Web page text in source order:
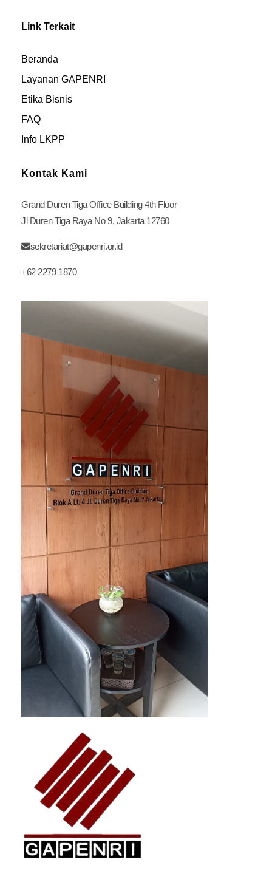
Link Terkait
Beranda
Layanan GAPENRI
Etika Bisnis
FAQ
Info LKPP
Kontak Kami
Grand Duren Tiga Office Building 4th Floor
Jl Duren Tiga Raya No 9, Jakarta 12760
sekretariat@gapenri.or.id
+62 2279 1870